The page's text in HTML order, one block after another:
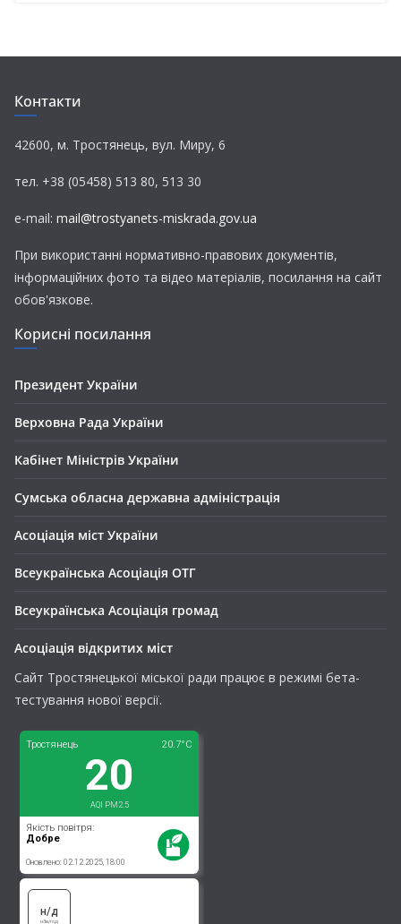
Контакти
42600, м. Тростянець, вул. Миру, 6
тел. +38 (05458) 513 80, 513 30
e-mail: mail@trostyanets-miskrada.gov.ua
При використанні нормативно-правових документів,
інформаційних фото та відео матеріалів, посилання на сайт
обов'язкове.
Корисні посилання
Президент України
Верховна Рада України
Кабінет Міністрів України
Сумська обласна державна адміністрація
Асоціація міст України
Всеукраїнська Асоціація ОТГ
Всеукраїнська Асоціація громад
Асоціація відкритих міст
Сайт Тростянецької міської ради працює в режимі бета-
тестування нової версії.